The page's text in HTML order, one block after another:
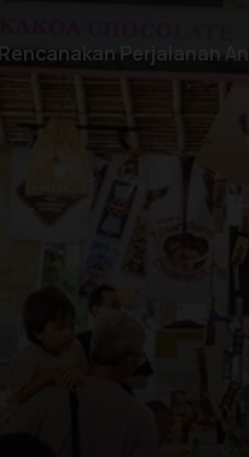
Rencanakan Perjalanan